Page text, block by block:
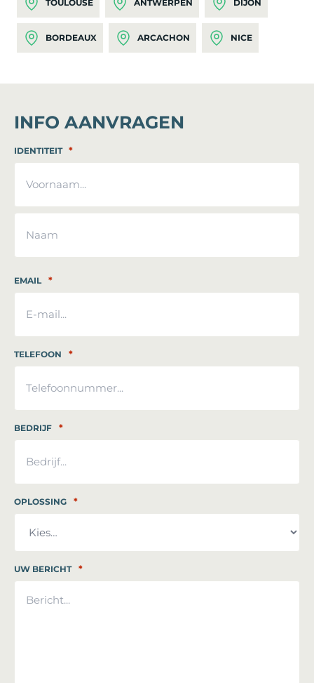
TOULOUSE ANTWERPEN DIJON
BORDEAUX ARCACHON NICE
INFO AANVRAGEN
IDENTITEIT *
Voornaam
EMAIL *
TELEFOON *
BEDRIJF *
OPLOSSING *
UW BERICHT *